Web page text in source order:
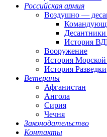
Российская армия
Воздушно —
История
Вооружение
История
История Разведки
Ветераны
Афганистан
Ангола
Сирия
Чечня
Законодательство
Контакты